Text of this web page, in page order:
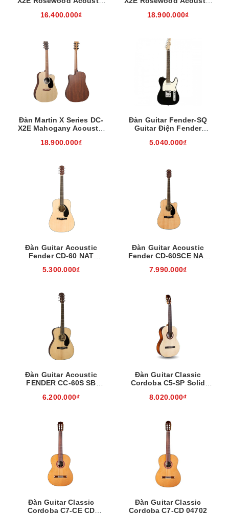
16.400.000₫ 18.900.000₫
Đàn Martin X Series DC-
X2E Mahogany Acoustic
18.900.000₫
Đàn Guitar Fender-SQ
Guitar Điện Fender
5.040.000₫
Đàn Guitar Acoustic
Fender CD-60 NAT
5.300.000₫
Đàn Guitar Acoustic
Fender CD-60SCE NAT
7.990.000₫
Đàn Guitar Acoustic
FENDER CC-60S SB
6.200.000₫
Đàn Guitar Classic
Cordoba C5-SP Solid
8.020.000₫
Đàn Guitar Classic
Cordoba C7-CE CD
Đàn Guitar Classic
Cordoba C7-CD 04702